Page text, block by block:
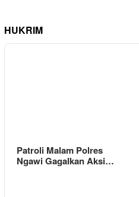
HUKRIM
Patroli Malam Polres
Ngawi Gagalkan Aksi…